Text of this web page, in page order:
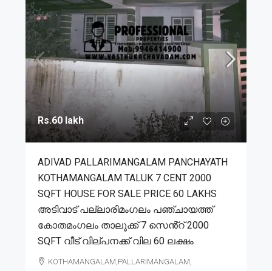
Rs.60 lakh
ADIVAD PALLARIMANGALAM PANCHAYATH
KOTHAMANGALAM TALUK 7 CENT 2000
SQFT HOUSE FOR SALE PRICE 60 LAKHS
അടിവാട് പല്ലാരിമംഗലം പഞ്ചായത്ത്
കോതമംഗലം താലൂക്ക് 7 സെൻ്റ് 2000
SQFT വീട് വില്പനക്ക് വില 60 ലക്ഷം
KOTHAMANGALAM,PALLARIMANGALAM,